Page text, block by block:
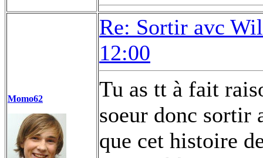
Momo62
Re: Sortir avc
12:00
Tu as tt à fait
soeur donc sortir
que cet histoire